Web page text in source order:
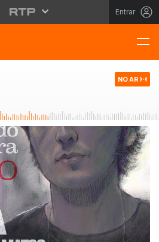
Entrar
NO AR